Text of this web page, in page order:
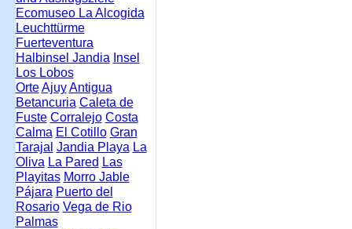
Ecomuseo La Alcogida
Leuchttürme
Fuerteventura
Halbinsel Jandia Insel
Los Lobos
OrteAjuyAntigua
Betancuria Caleta de
Fuste Corralejo Costa
Calma El Cotillo Gran
Tarajal Jandia Playa La
Oliva La Pared Las
Playitas Morro Jable
Pájara Puerto del
Rosario Vega de Rio
Palmas